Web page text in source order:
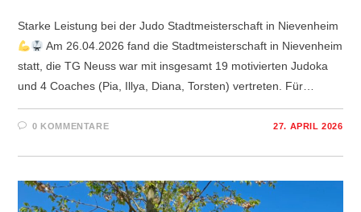
Starke Leistung bei der Judo Stadtmeisterschaft in Nievenheim
Am 26.04.2026 fand die Stadtmeisterschaft in Nievenheim
statt, die TG Neuss war mit insgesamt 19 motivierten Judoka
und 4 Coaches (Pia, Illya, Diana, Torsten) vertreten. Für…
0 KOMMENTARE 27. APRIL 2026